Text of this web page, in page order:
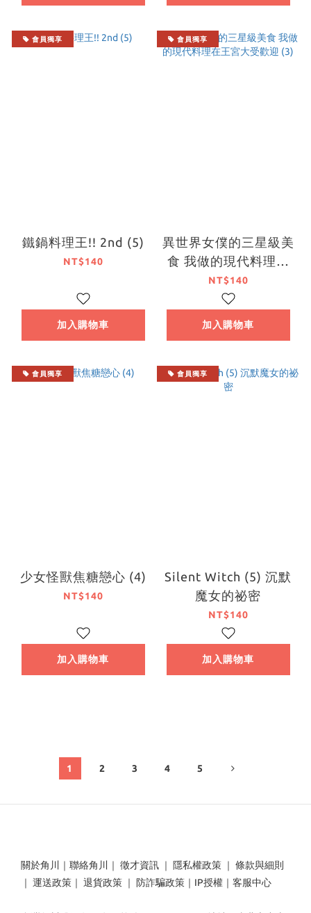
會員獨享
鐵鍋料理王!! 2nd (5)
NT$140
加入購物車
會員獨享
異世界女僕的三星級美
食 我做的現代料理在
王宮大受歡迎 (3)
NT$140
加入購物車
會員獨享
少女怪獸焦糖戀心 (4)
NT$140
加入購物車
會員獨享
Silent Witch (5) 沉默
魔女的祕密
NT$140
加入購物車
1 2 3 4 5
關於角川 ｜ 聯絡角川 ｜ 徵才資訊 ｜ 隱私權政策 ｜ 條款與細則
｜ 運送政策 ｜ 退貨政策 ｜ 防詐騙政策 ｜ IP授權 ｜ 客服中心